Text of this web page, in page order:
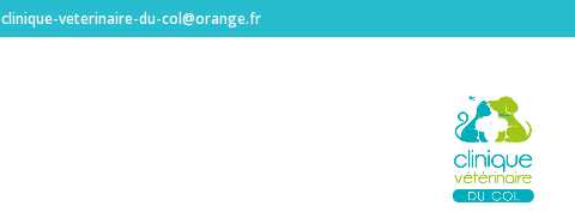
clinique-veterinaire-du-col@orange.fr